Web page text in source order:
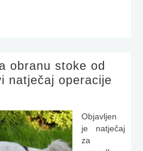
obranu stoke od
natječaj operacije
Objavljen
je natječaj
za